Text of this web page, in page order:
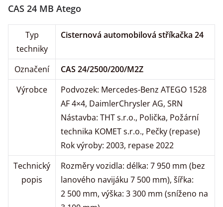
CAS 24 MB Atego
Typ
techniky
Cisternová automobilová stříkačka 24
Označení
CAS 24/2500/200/M2Z
Výrobce
Podvozek: Mercedes-Benz ATEGO 1528
AF 4×4, DaimlerChrysler AG, SRN
Nástavba: THT s.r.o., Polička, Požární
technika KOMET s.r.o., Pečky (repase)
Rok výroby: 2003, repase 2022
Technický
popis
Rozměry vozidla: délka: 7 950 mm (bez
lanového navijáku 7 500 mm), šířka:
2 500 mm, výška: 3 300 mm (sníženo na